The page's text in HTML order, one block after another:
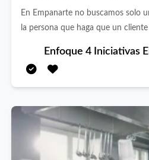
Web: https://sublime45.com/
En Empanarte no buscamos solo
la persona que haga que un
gastrobar especializado en
elaborada en Galicia y horneada
de Moratalaz (Madrid). Queremos
formar parte de un proyecto
crecimiento.
Enfoque 4 Iniciativas